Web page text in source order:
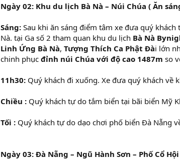
Ngày 02: Khu du lịch Bà Nà – Núi Chúa ( Ăn
Sáng: Sau khi ăn sáng điểm tâm xe đưa quý
Nà. tại Ga số 2 tham quan khu du lịch Bà Nà
Linh Ứng Bà Nà, Tượng Thích Ca Phật Đài lớn
chinh phục đỉnh núi Chúa với độ cao 1487m so
11h30: Quý khách đi xuống. Xe đưa quý khách về
Chiều : Quý khách tự do tắm biển tại bãi biển Mỹ
Tối : Quý khách tự do dạo chơi phố biển Đà Nẵng
Ngày 03: Đà Nẵng – Ngũ Hành Sơn – Phố Cổ